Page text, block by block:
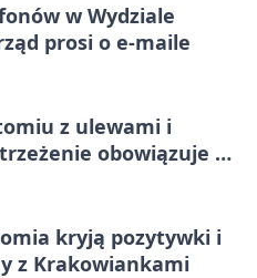
w Wydziale
prosi o e-maile
z ulewami i
obowiązuje do
kryją pozytywki i
z Krakowiankami